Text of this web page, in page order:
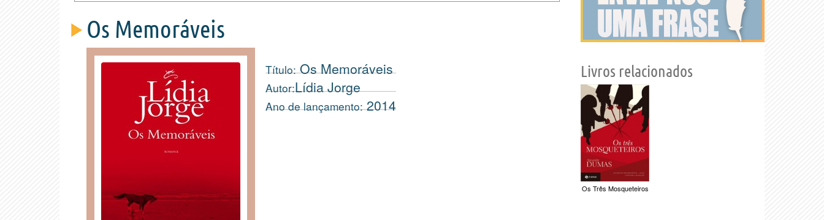
Os Memoráveis
Título:Os Memoráveis
Autor:Lídia Jorge
Ano de lançamento:2014
Livros relacionados
Os Três Mosqueteiros